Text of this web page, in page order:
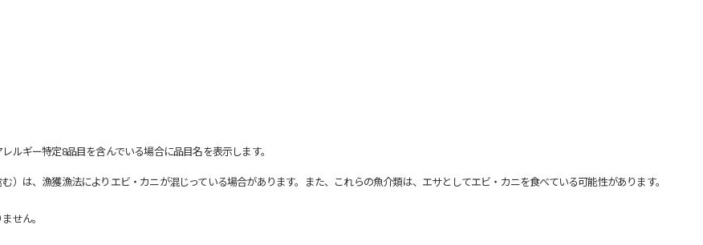
ギー特定8品目を含んでいる場合に品目名を表示します。
は、漁獲漁法によりエビ・カニが混じっている場合があります。また、これらの魚介類は、エサとしてエビ・カニを食べている可能性があります。
せん。